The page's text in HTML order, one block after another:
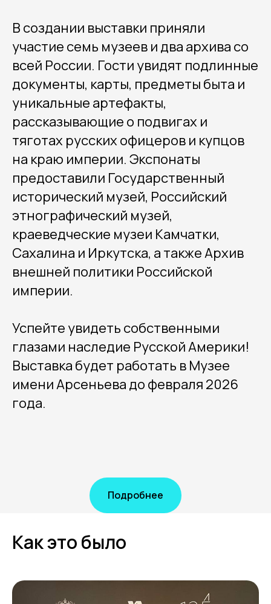
В создании выставки приняли
участие семь музеев и два архива со
всей России. Гости увидят подлинные
документы, карты, предметы быта и
уникальные артефакты,
рассказывающие о подвигах и
тяготах русских офицеров и купцов
на краю империи. Экспонаты
предоставили Государственный
исторический музей, Российский
этнографический музей,
краеведческие музеи Камчатки,
Сахалина и Иркутска, а также Архив
внешней политики Российской
империи.
Успейте увидеть собственными
глазами наследие Русской Америки!
Выставка будет работать в Музее
имени Арсеньева до февраля 2026
года.
Подробнее
Как это было